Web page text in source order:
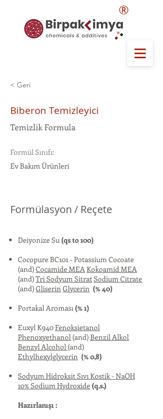
®
< Geri
Biberon Temizleyici
Temizlik Formula
Formül Sınıfı:
Ev Bakım Ürünleri
Formülasyon / Reçete
Deiyonize Su (qs to 100)
Cocopure BC101 - Potassium Cocoate
(and)Cocamide MEAKokoamid MEA
(and)Tri Sodyum SitratSodium Citrate
(and)GliserinGlycerin (% 40)
Portakal Aroması (% 1)
Euxyl K940Fenoksietanol
Phenoxyethanol (and)Benzil Alkol
Benzyl Alcohol (and)
Ethylhexylglycerin (% 0,8)
Sodyum Hidroksit Sıvı Kostik - NaOH
10% Sodium Hydroxide (q.s.)
Hazırlanışı :